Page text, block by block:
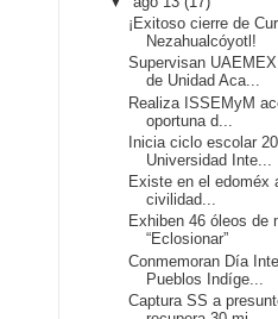
¡Exitoso cierre de
Nezahualcóyotl!
Supervisan
de Unidad Aca...
Realiza ISSEMyM
oportuna d...
Inicia ciclo escolar
Universidad Inte...
Existe en el edoméx
civilidad...
Exhiben 46 óleos de
“Eclosionar”
Conmemoran Día
Pueblos Indíge...
Captura SS a